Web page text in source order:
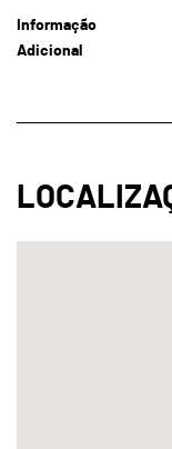
Informação
Adicional